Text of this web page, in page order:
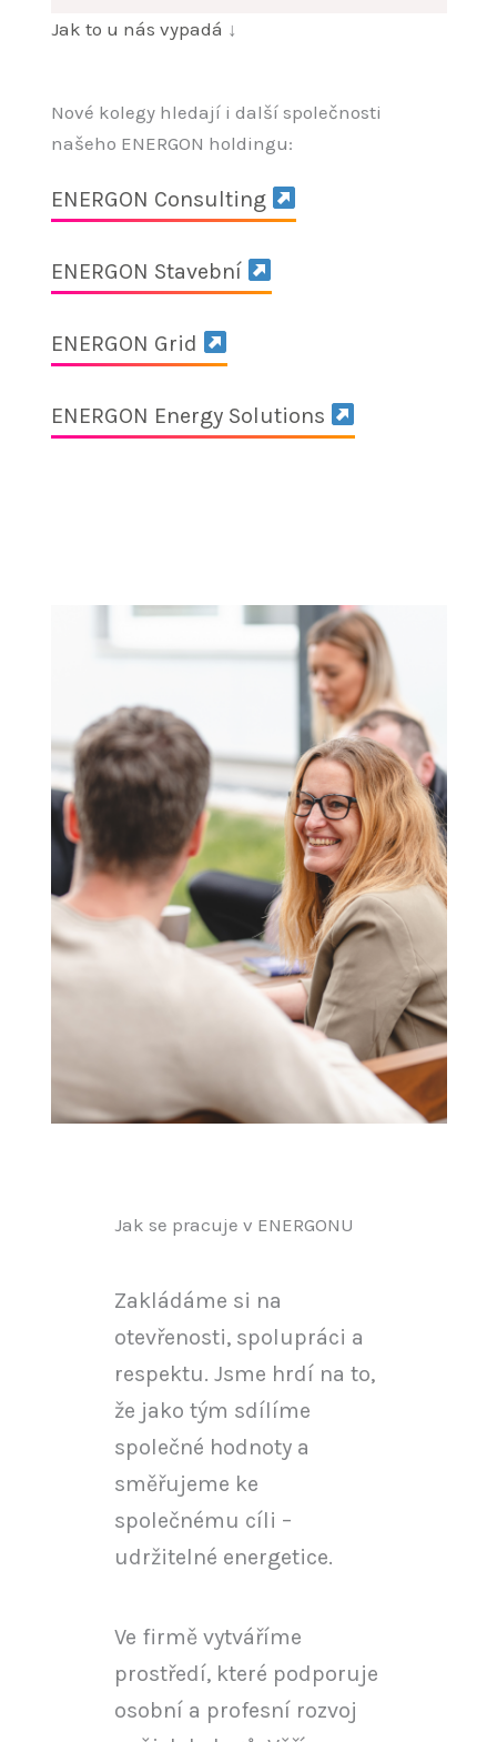
Jak to u nás vypadá ↓
Nové kolegy hledají i další společnosti
našeho ENERGON holdingu:
ENERGON Consulting
ENERGON Stavební
ENERGON Grid
ENERGON Energy Solutions
Jak se pracuje v ENERGONU
Zakládáme si na
otevřenosti, spolupráci a
respektu. Jsme hrdí na to,
že jako tým sdílíme
společné hodnoty a
směřujeme ke
společnému cíli –
udržitelné energetice.
Ve firmě vytváříme
prostředí, které podporuje
osobní a profesní rozvoj